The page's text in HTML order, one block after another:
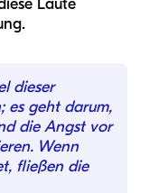
Laute
dieser
es geht darum,
die Angst vor
Wenn
fließen die